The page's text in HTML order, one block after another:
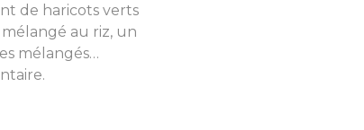
de haricots verts
au riz, un
mélangés…